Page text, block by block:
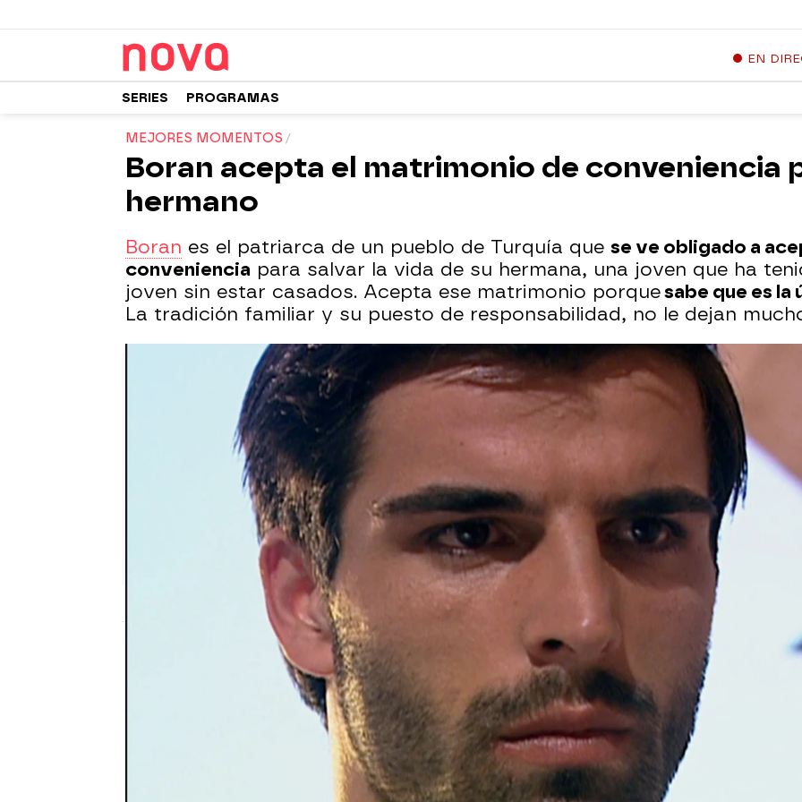
EN
SERIES PROGRAMAS
MEJORES MOMENTOS
Boran acepta el matrimonio de conveniencia
hermano
Boran es el patriarca de un pueblo de Turquía que se ve obligado a
conveniencia para salvar la vida de su hermana, una joven que ha
joven sin estar casados. Acepta ese matrimonio porquesabe que es la
La tradición familiar y su puesto de responsabilidad, no le dejan
28 de noviembre de 2018, 22:32
WhatsappFacebook
X
telenovela turca